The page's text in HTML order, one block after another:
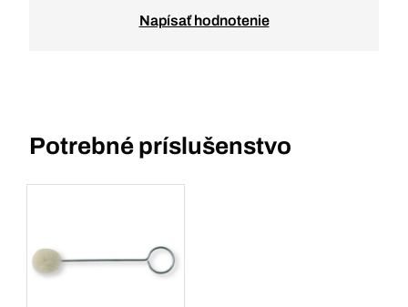
Napísať hodnotenie
Potrebné príslušenstvo